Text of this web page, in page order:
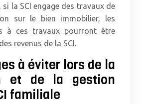
si la SCI engage des travaux de
sur le bien immobilier, les
à ces travaux pourront être
revenus de la SCI.
à éviter lors de la
et de la gestion
familiale